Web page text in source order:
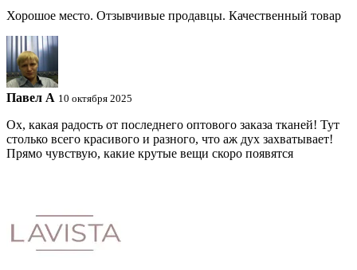
Хорошое место. Отзывчивые продавцы. Качественный товар
Павел A 10 октября 2025
Ох, какая радость от последнего оптового заказа тканей! Тут
столько всего красивого и разного, что аж дух захватывает!
Прямо чувствую, какие крутые вещи скоро появятся